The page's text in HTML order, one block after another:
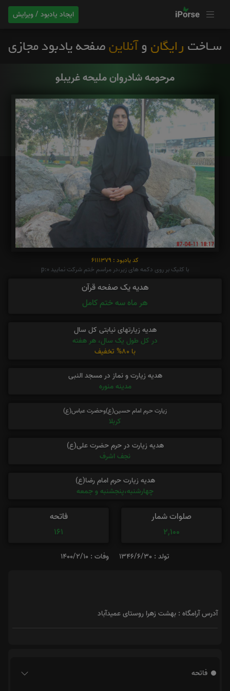
ایجاد یادبود / ویرایش
مرحومه شادروان ملیحه غریبلو
کد یادبود : 6111379
با کلیک بر روی دکمه های زیر،در مراسم ختم شرکت نمایید p:0
هدیه یک صفحه قرآن
هر ماه سه ختم کامل
هدیه زیارتهای نیابتی کل سال
در کل طول یک سال، هر هفته
با 80% تخفیف
هدیه زیارت و نماز در مسجد النبی
مدینه منوره
زیارت حرم امام حسین(ع)وحضرت عباس(ع)
کربلا
هدیه زیارت در حرم حضرت علی(ع)
نجف اشرف
هدیه زیارت حرم امام رضا(ع)
چهارشنبه،پنجشنبه و جمعه
صلوات شمار
2,100
فاتحه
161
تولد : 1346/6/30 وفات : 1400/2/10
آدرس آرامگاه : بهشت زهرا روستای عمیدآباد
فاتحه